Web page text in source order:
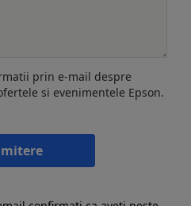
prin e-mail despre
si evenimentele Epson.